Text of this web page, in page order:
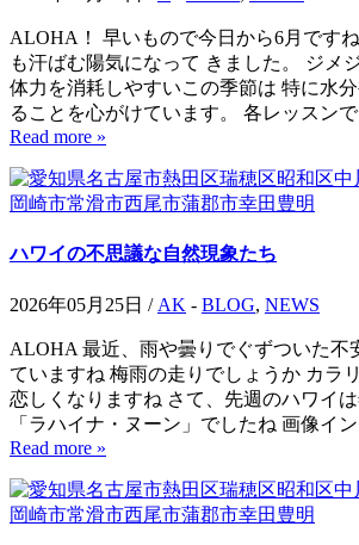
ALOHA！ 早いもので今日から6月です
も汗ばむ陽気になって きました。 ジメ
体力を消耗しやすいこの季節は 特に水
ることを心がけています。 各レッスン
Read more »
ハワイの不思議な自然現象たち
2026年05月25日 / AK - BLOG, NEWS
ALOHA 最近、雨や曇りでぐずついた不
ていますね 梅雨の走りでしょうか カラ
恋しくなりますね さて、先週のハワイ
「ラハイナ・ヌーン」でしたね 画像イ
Read more »